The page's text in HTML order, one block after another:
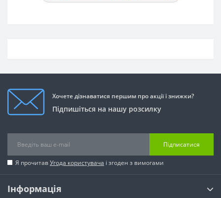
Хочете дізнаватися першим про акції і знижки?
Підпишіться на нашу розсилку
Підписатися
Я прочитавУгода користувача і згоден з вимогами
Інформація